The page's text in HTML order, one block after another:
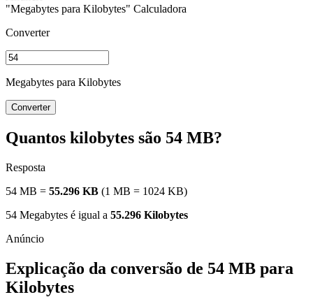
"Megabytes para Kilobytes" Calculadora
Converter
Megabytes para Kilobytes
Converter
Quantos kilobytes são 54 MB?
Resposta
54 MB = 55.296 KB (1 MB = 1024 KB)
54 Megabytes é igual a 55.296 Kilobytes
Explicação da conversão de 54 MB para
Kilobytes